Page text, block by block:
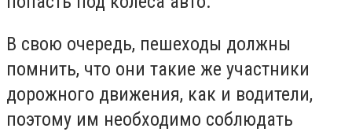
В свою очередь, пешеходы должны
помнить, что они такие же участники
дорожного движения, как и водители,
поэтому им необходимо соблюдать